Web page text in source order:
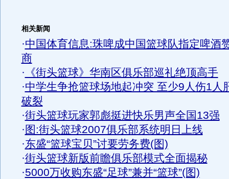
相关新闻
·中国体育信息:珠啤成中国篮球队指定啤酒
商
· 《街头篮球》华南区俱乐部巡礼绝顶高手
·中学生争抢篮球场地起冲突 至少9人伤1人
破裂
·街头篮球玩家郭彪挺进快乐男声全国13强
· 图:街头篮球2007俱乐部系统明日上线
·东盛“篮球宝贝”讨要劳务费(图)
·街头篮球新版前瞻俱乐部模式全面揭秘
·5000万收购东盛“足球”兼并“篮球”(图)